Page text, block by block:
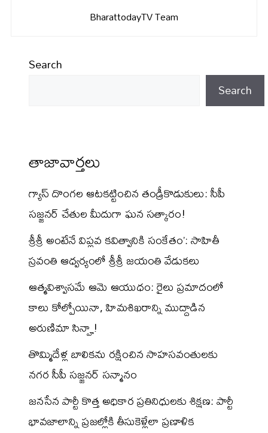
BharattodayTV Team
Search
Search
తాజావార్తలు
గ్యాస్ దొంగల ఆటకట్టించిన తండ్రీకొడుకులు: సీపీ
సజ్జనర్ చేతుల మీదుగా ఘన సత్కారం!
శ్రీశ్రీ అంటేనే విప్లవ కవిత్వానికి సంకేతం’: సాహితీ
స్రవంతి ఆధ్వర్యంలో శ్రీశ్రీ జయంతి వేడుకలు
ఆత్మవిశ్వాసమే ఆమె ఆయుధం: రైలు ప్రమాదంలో
కాలు కోల్పోయినా, హిమశిఖరాన్ని ముద్దాడిన
అరుణిమా సిన్హా!
తొమ్మిదేళ్ల బాలికను రక్షించిన సాహసవంతులకు
నగర సీపీ సజ్జనర్ సన్మానం
జనసేన పార్టీ కొత్త అధికార ప్రతినిధులకు శిక్షణ: పార్టీ
భావజాలాన్ని ప్రజల్లోకి తీసుకెళ్లేలా ప్రణాళిక